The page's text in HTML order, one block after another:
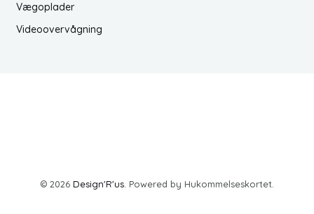
Vægoplader
Videoovervågning
© 2026 Design'R'us . Powered by Hukommelseskortet.